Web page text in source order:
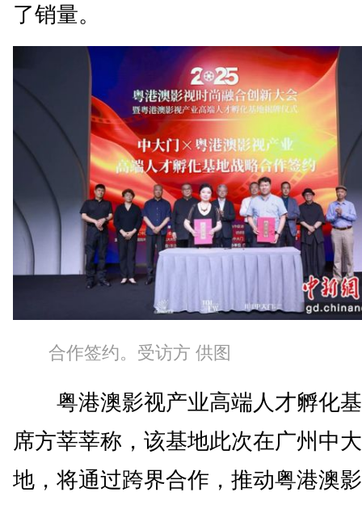
了销量。
合作签约。受访方 供图
粤港澳影视产业高端人才孵化
席方莘莘称，该基地此次在广州中
地，将通过跨界合作，推动粤港澳